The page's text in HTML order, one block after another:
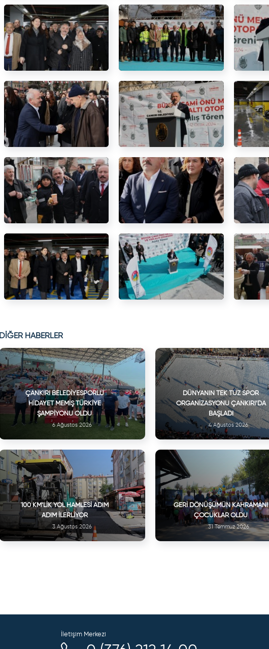
DİĞER HABERLER
ÇANKIRI BELEDIYESPORLU
HIDAYET MEMIŞ TÜRKIYE
ŞAMPIYONU OLDU
6 Ağustos 2026
DÜNYANIN TEK TUZ SPOR
ORGANIZASYONU ÇANKIRI’DA
BAŞLADI
4 Ağustos 2026
100 KM’LIK YOL HAMLESI ADIM
ADIM İLERLIYOR
3 Ağustos 2026
GERI DÖNÜŞÜMÜN KAHRAMANI
ÇOCUKLAR OLDU
31 Temmuz 2026
İletişim Merkezi